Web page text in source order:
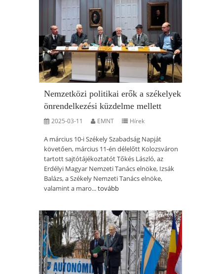
Nemzetközi politikai erők a székelyek
önrendelkezési küzdelme mellett
2025-03-11 EMNT Hírek
A március 10-i Székely Szabadság Napját
követően, március 11-én délelőtt Kolozsváron
tartott sajtótájékoztatót Tőkés László, az
Erdélyi Magyar Nemzeti Tanács elnöke, Izsák
Balázs, a Székely Nemzeti Tanács elnöke,
valamint a maro...tovább